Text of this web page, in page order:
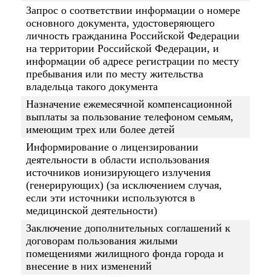
Запрос о соответствии информации о номере
основного документа, удостоверяющего
личность гражданина Российской Федерации
на территории Российской Федерации, и
информации об адресе регистрации по месту
пребывания или по месту жительства
владельца такого документа
Назначение ежемесячной компенсационной
выплаты за пользование телефоном семьям,
имеющим трех или более детей
Информирование о лицензировании
деятельности в области использования
источников ионизирующего излучения
(генерирующих) (за исключением случая,
если эти источники используются в
медицинской деятельности)
Заключение дополнительных соглашений к
договорам пользования жилыми
помещениями жилищного фонда города и
внесение в них изменений